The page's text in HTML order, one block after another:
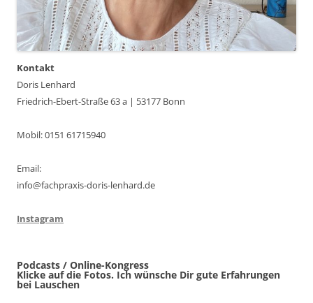
Kontakt
Doris Lenhard
Friedrich-Ebert-Straße 63 a | 53177 Bonn
Mobil: 0151 61715940
Email:
info@fachpraxis-doris-lenhard.de
Instagram
Podcasts / Online-Kongress
Klicke auf die Fotos. Ich wünsche Dir gute Erfahrungen
bei Lauschen